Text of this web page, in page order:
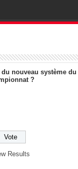
nouveau système du
?
Results